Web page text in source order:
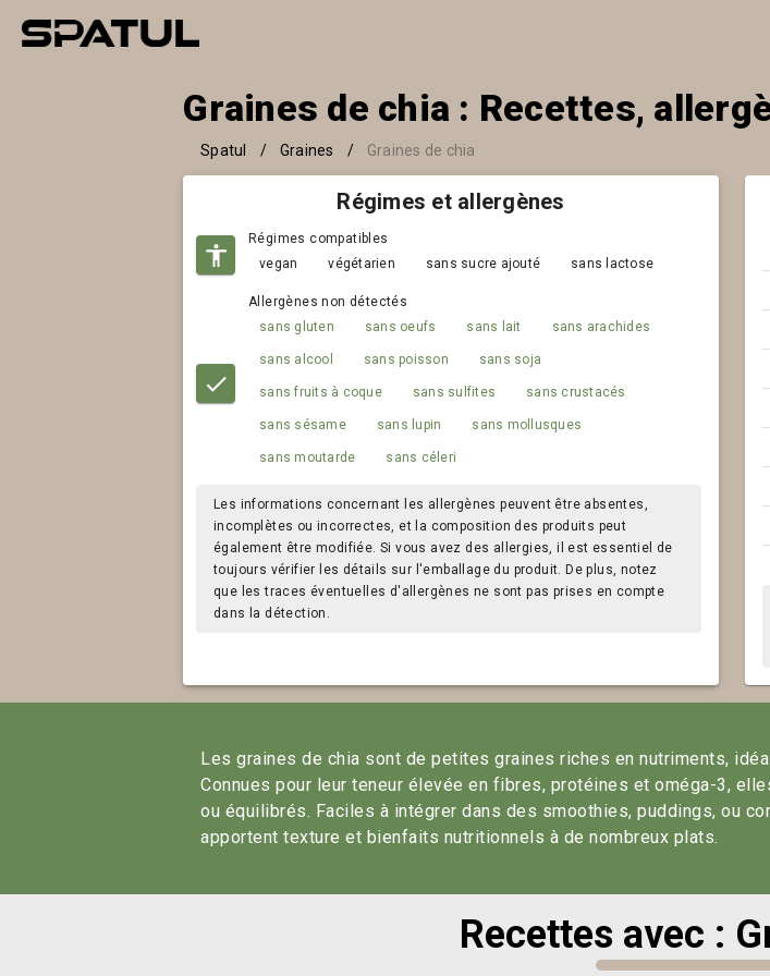
Graines de chia : Recettes,
Spatul / Graines / Graines de chia
Régimes et allergènes
Régimes compatibles
vegan
végétarien sans sucre ajouté sans lactose
Allergènes non détectés
sans gluten
sans oeufs sans lait sans arachides
sans alcool sans poisson sans soja
sans fruits à coque sans sulfites sans crustacés
sans sésame sans lupin sans mollusques
sans moutarde sans céleri
Les informations concernant les allergènes peuvent être absentes,
incomplètes ou incorrectes, et la composition des produits peut
également être modifiée. Si vous avez des allergies, il est essentiel de
toujours vérifier les détails sur l'emballage du produit. De plus, notez
que les traces éventuelles d'allergènes ne sont pas prises en compte
dans la détection.
Les graines de chia sont de petites graines riches en nutriments,
Connues pour leur teneur élevée en fibres, protéines et oméga-3,
ou équilibrés. Faciles à intégrer dans des smoothies, puddings, ou
apportent texture et bienfaits nutritionnels à de nombreux plats.
Recettes avec :